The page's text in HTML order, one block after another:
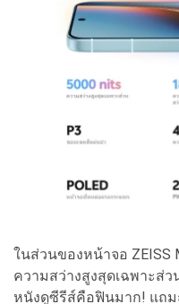
ในส่วนของหน้าจอ ZEISS
ความสว่างสูงสุดเฉพาะส่
หนังดูซีรีส์คือฟินมาก! แถม